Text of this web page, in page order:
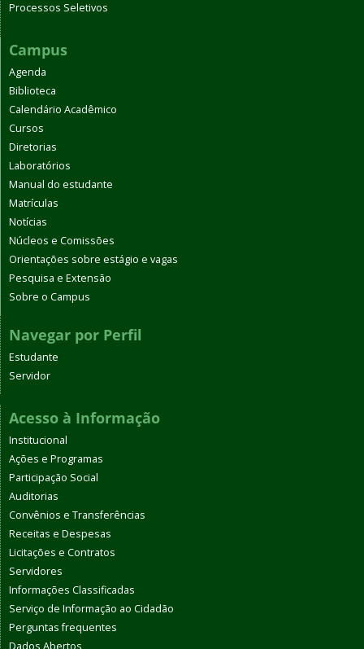
Processos Seletivos
Campus
Agenda
Biblioteca
Calendário Acadêmico
Cursos
Diretorias
Laboratórios
Manual do estudante
Matrículas
Notícias
Núcleos e Comissões
Orientações sobre estágio e vagas
Pesquisa e Extensão
Sobre o Campus
Navegar por Perfil
Estudante
Servidor
Acesso à Informação
Institucional
Ações e Programas
Participação Social
Auditorias
Convênios e Transferências
Receitas e Despesas
Licitações e Contratos
Servidores
Informações Classificadas
Serviço de Informação ao Cidadão
Perguntas frequentes